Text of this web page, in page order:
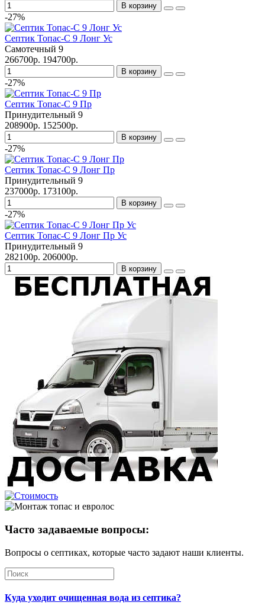
В корзину
-27%
Септик Топас-С 9 Лонг Ус
Самотечный 9
266700р. 194700р.
В корзину
-27%
Септик Топас-С 9 Пр
Принудительный 9
208900р. 152500р.
В корзину
-27%
Септик Топас-С 9 Лонг Пр
Принудительный 9
237000р. 173100р.
В корзину
-27%
Септик Топас-С 9 Лонг Пр Ус
Принудительный 9
282100р. 206000р.
В корзину
Часто задаваемые вопросы:
Вопросы о септиках, которые часто задают наши клиенты.
Куда уходит очищенная вода из септика?